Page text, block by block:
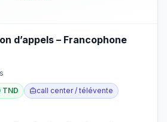
d’appels – Francophone
TND
call center / télévente